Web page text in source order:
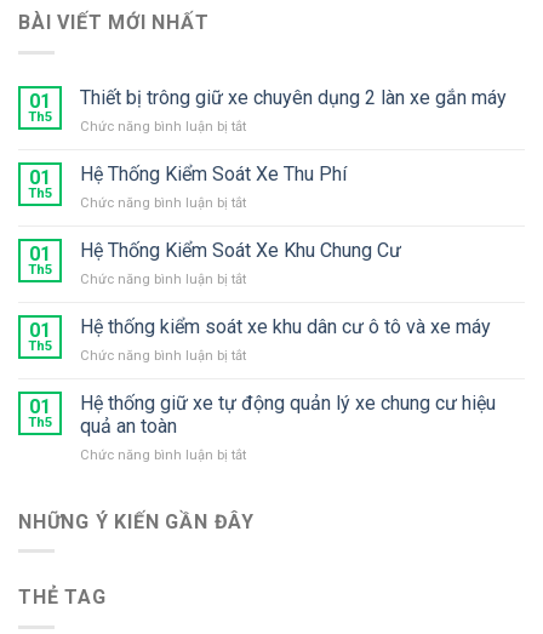
BÀI VIẾT MỚI NHẤT
01
Th5
Thiết bị trông giữ xe chuyên dụng 2 làn xe gắn máy
Chức năng bình luận bị tắtở
bị
giữ
chuyên
xe
gắn
01
Th5
Hệ Thống Kiểm Soát Xe Thu Phí
Chức năng bình luận bị tắtở
Thống
Soát
Thu
01
Th5
Hệ Thống Kiểm Soát Xe Khu Chung Cư
Chức năng bình luận bị tắtở
Thống
Soát
Khu
01
Th5
Hệ thống kiểm soát xe khu dân cư ô tô và xe máy
Chức năng bình luận bị tắtở
thống
kiểm
xe
cư
01
Th5
Hệ thống giữ xe tự động quản lý xe chung cư hiệu
quả an toàn
Chức năng bình luận bị tắtở
giữ
NHỮNG Ý KIẾN ​​GẦN ĐÂY
THẺ TAG